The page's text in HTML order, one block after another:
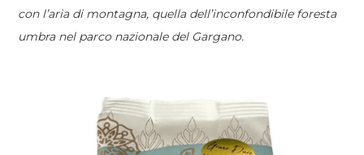
con l’aria di montagna, quella dell’inconfondibile foresta
umbra nel parco nazionale del Gargano.